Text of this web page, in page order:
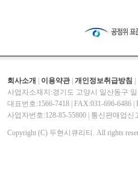
회사소개 이용약관| 개인정보취급방침
사업자소재지:경기도 고양시 일산동구
대표번호:1566-7418 | FAX:031-696-6486 |
사업자번호:128-85-55800 | 통신판매업
Copyright (C) 두현시큐리티. All rights